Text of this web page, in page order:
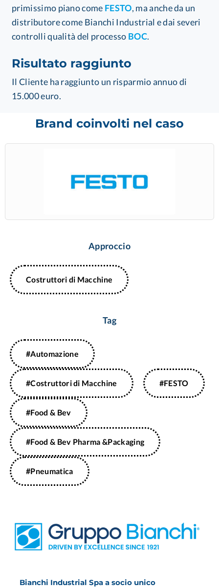
primissimo piano come FESTO, ma anche da un
distributore come Bianchi Industrial e dai severi
controlli qualità del processo BOC.
Risultato raggiunto
Il Cliente ha raggiunto un risparmio annuo di
15.000 euro.
Brand coinvolti nel caso
Approccio
Costruttori di ​Macchine
Tag
#Automazione
#Costruttori di Macchine #FESTO
#Food & Bev
#Food & Bev Pharma &Packaging
#Pneumatica
Bianchi Industrial Spa a socio unico